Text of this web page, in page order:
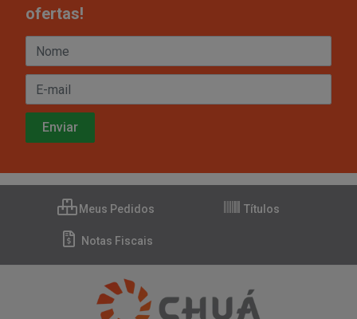
ofertas!
Meus Pedidos Títulos
Notas Fiscais